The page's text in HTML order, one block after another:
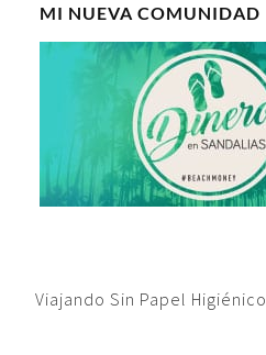
MI NUEVA COMUNIDAD
Viajando Sin Papel Higiénico